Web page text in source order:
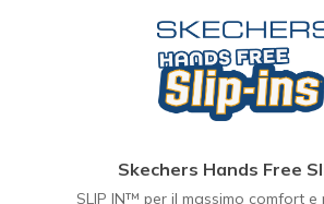
Skechers Hands Free
SLIP IN™ per il massimo comfort